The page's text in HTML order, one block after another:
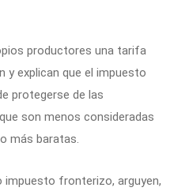
productores una tarifa
y explican que el impuesto
protegerse de las
son menos consideradas
más baratas.
impuesto fronterizo, arguyen,